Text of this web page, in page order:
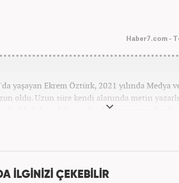
Haber7.com -
yaşayan Ekrem Öztürk, 2021 yılında Medya
oldu. Uzun süre kendi alanında metin
"Muhabir - Editör" olarak görev yapmaktadır.
İLGİNİZİ ÇEKEBİLİR